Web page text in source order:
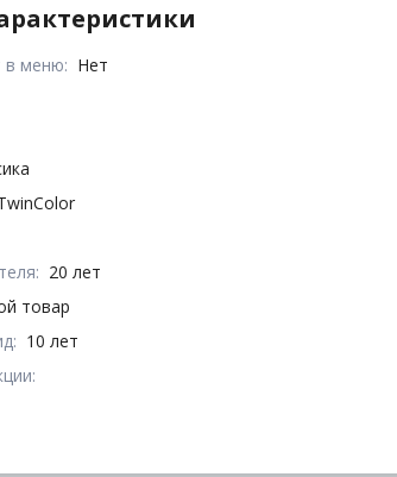
в меню: Нет
20 лет
товар
10 лет